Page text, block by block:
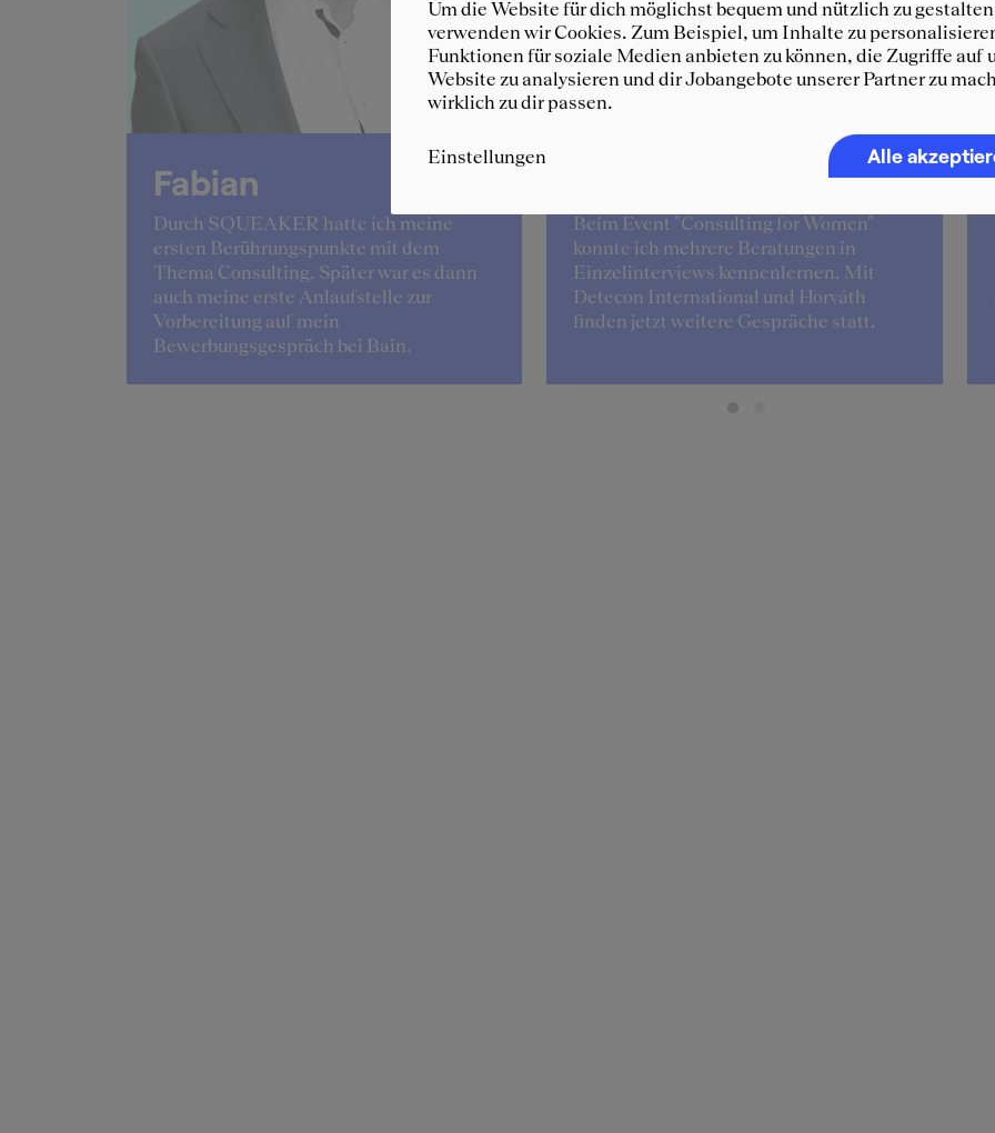
Fabian
Durch SQUEAKER hatte ich meine
ersten Berührungspunkte mit dem
Thema Consulting. Später war es dann
auch meine erste Anlaufstelle zur
Vorbereitung auf mein
Bewerbungsgespräch bei Bain.
Beim Event "Consulting for Women"
konnte ich mehrere Beratungen in
Einzelinterviews kennenlernen. Mit
Detecon International und Horváth
finden jetzt weitere Gespräche statt.
Um die Website für dich möglichst bequem und nützlich zu
verwenden wir Cookies. Zum Beispiel, um Inhalte zu
Funktionen für soziale Medien anbieten zu können, die Zugriffe auf
Website zu analysieren und dir Jobangebote unserer Partner zu
wirklich zu dir passen.
Einstellungen Alle